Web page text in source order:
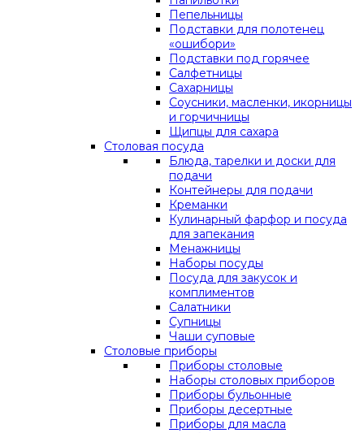
Пепельницы
Подставки для полотенец
«ошибори»
Подставки под горячее
Салфетницы
Сахарницы
Соусники, масленки, икорницы
и горчичницы
Щипцы для сахара
Столовая посуда
Блюда, тарелки и доски для
подачи
Контейнеры для подачи
Креманки
Кулинарный фарфор и посуда
для запекания
Менажницы
Наборы посуды
Посуда для закусок и
комплиментов
Салатники
Супницы
Чаши суповые
Столовые приборы
Приборы столовые
Наборы столовых приборов
Приборы бульонные
Приборы десертные
Приборы для масла